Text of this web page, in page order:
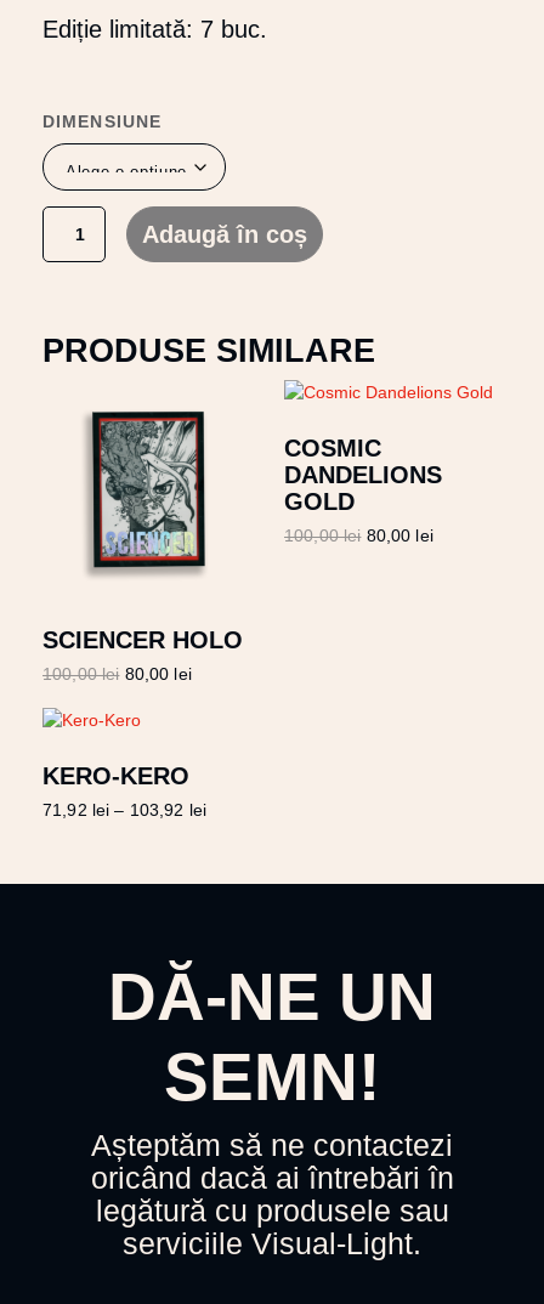
Ediție limitată: 7 buc.
DIMENSIUNE
Adaugă în coș
PRODUSE SIMILARE
SCIENCER HOLO
100,00lei 80,00 lei
COSMIC
DANDELIONS
GOLD
100,00lei 80,00 lei
KERO-KERO
71,92 lei – 103,92 lei
DĂ-NE UN
SEMN!
Așteptăm să ne contactezi
oricând dacă ai întrebări în
legătură cu produsele sau
serviciile Visual-Light.